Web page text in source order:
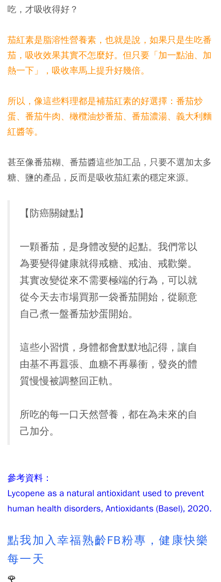
吃，才吸收得好？
茄紅素是脂溶性營養素，也就是說，如果只是生吃番
茄，吸收效果其實不怎麼好。但只要「加一點油、加
熱一下」，吸收率馬上提升好幾倍。
所以，像這些料理都是補茄紅素的好選擇：番茄炒
蛋、番茄牛肉、橄欖油炒番茄、番茄濃湯、義大利麵
紅醬等。
甚至像番茄糊、番茄醬這些加工品，只要不選加太多
糖、鹽的產品，反而是吸收茄紅素的穩定來源。
【防癌關鍵點】
一顆番茄，是身體改變的起點。我們常以
為要變得健康就得戒糖、戒油、戒歡樂。
其實改變從來不需要極端的行為，可以就
從今天去市場買那一袋番茄開始，從願意
自己煮一盤番茄炒蛋開始。
這些小習慣，身體都會默默地記得，讓自
由基不再囂張、血糖不再暴衝，發炎的體
質慢慢被調整回正軌。
所吃的每一口天然營養，都在為未來的自
己加分。
參考資料：
Lycopene as a natural antioxidant used to prevent
human health disorders, Antioxidants (Basel), 2020.
點我加入幸福熟齡FB粉專，健康快樂
每一天
🌹